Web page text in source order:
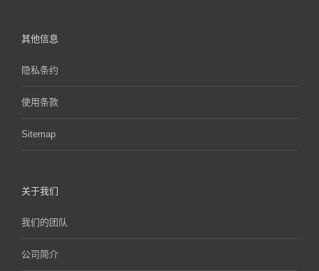
其他信息
隐私条约
使用条款
Sitemap
关于我们
我们的团队
公司简介